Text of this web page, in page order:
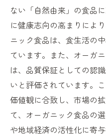
ない「自然由来」の食品
に健康志向の高まりによ
ニック食品は、食生活の
ています。また、オーガ
は、品質保証としての認
いと評価されています。
価値観に合致し、市場の
て、オーガニック食品の
や地域経済の活性化に寄